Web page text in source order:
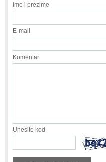
Ime i prezime
E-mail
Komentar
Unesite kod